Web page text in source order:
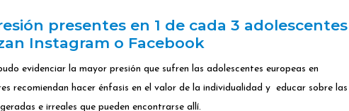
presentes en 1 de cada 3 adolescentes
Instagram o Facebook
evidenciar la mayor presión que sufren las adolescentes europeas en
recomiendan hacer énfasis en el valor de la individualidad y educar sobre las
e irreales que pueden encontrarse allí.